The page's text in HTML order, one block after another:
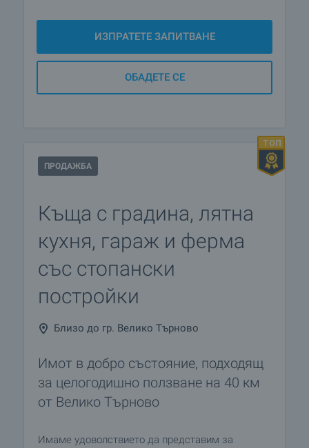
ИЗПРАТЕТЕ ЗАПИТВАНЕ
ОБАДЕТЕ СЕ
ПРОДАЖБА
Къща с градина, лятна
кухня, гараж и ферма
със стопански
постройки
Близо до гр. Велико Търново
Имот в добро състояние, подходящ
за целогодишно ползване на 40 км
от Велико Търново
Имаме удоволствието да представим за